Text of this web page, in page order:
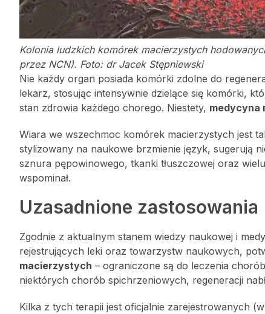
Kolonia ludzkich komórek macierzystych
przez NCN). Foto: dr Jacek Stępniewski
Nie każdy organ posiada komórki zdolne do
lekarz, stosując intensywnie dzielące się komórki,
stan zdrowia każdego chorego. Niestety, medycyna
Wiara we wszechmoc komórek macierzystych jest
stylizowany na naukowe brzmienie język, sugerują
sznura pępowinowego, tkanki tłuszczowej oraz
wspominał.
Uzasadnione zastosowania
Zgodnie z aktualnym stanem wiedzy naukowej i
rejestrujących leki oraz towarzystw naukowych,
macierzystych – ograniczone są do leczenia
niektórych chorób spichrzeniowych, regeneracji
Kilka z tych terapii jest oficjalnie zarejestrowanych